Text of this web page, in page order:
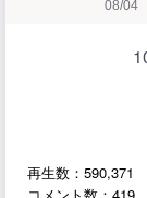
再生数：590,371